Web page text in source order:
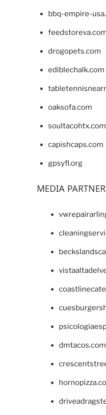
bbq-empire-
drogopets.com
ediblechalk.com
oaksofa.com
soultacohtx.com
capishcaps.com
gpsyfl.org
MEDIA
dmtacos.com